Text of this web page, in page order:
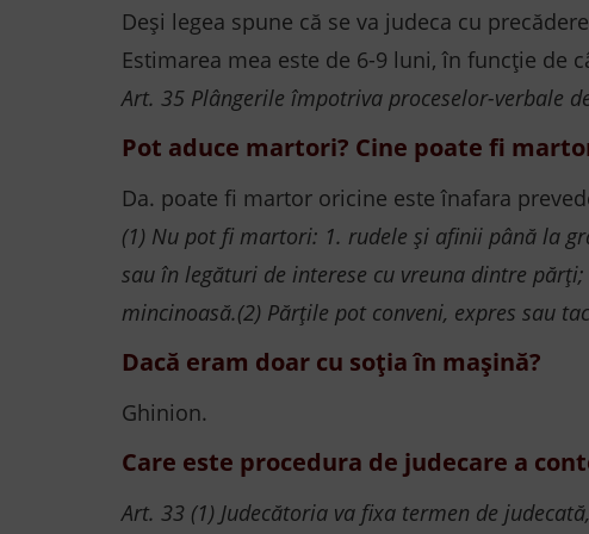
Deși legea spune că se va judeca cu
Estimarea mea este de 6-9 luni, în funcție de
Art. 35 Plângerile împotriva proceselor-verbale
Pot aduce martori? Cine poate fi
Da. poate fi martor oricine este înafara
(1) Nu pot fi martori: 1. rudele şi afinii până la
sau în legături de interese cu vreuna dintre
mincinoasă.(2) Părţile pot conveni, expres sau
Dacă eram doar cu soția în mașină?
Ghinion.
Care este procedura de judecare a
Art. 33 (1) Judecătoria va fixa termen de